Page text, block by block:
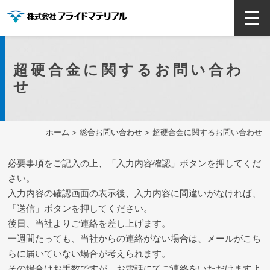
ホーム > 総合お問い合わせ> 超硬合金に関するお問い合わせ
超硬合金に関するお問い合わ
せ
必要事項をご記入の上、「入力内容確認」ボタンを押してくだ
さい。
入力内容の確認画面の表示後、入力内容に間違いがなければ、
「送信」ボタンを押してください。
後日、当社よりご連絡を差し上げます。
一週間たっても、当社からの連絡がない場合は、メールがこち
らに届いていない場合が考えられます。